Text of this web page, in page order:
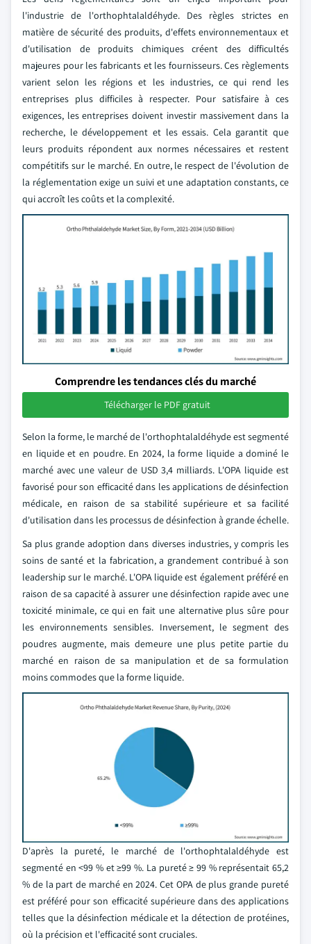
l'industrie de l'orthophtalaldéhyde. Des règles strictes en
matière de sécurité des produits, d'effets environnementaux et
d'utilisation de produits chimiques créent des difficultés
majeures pour les fabricants et les fournisseurs. Ces règlements
varient selon les régions et les industries, ce qui rend les
entreprises plus difficiles à respecter. Pour satisfaire à ces
exigences, les entreprises doivent investir massivement dans la
recherche, le développement et les essais. Cela garantit que
leurs produits répondent aux normes nécessaires et restent
compétitifs sur le marché. En outre, le respect de l'évolution de
la réglementation exige un suivi et une adaptation constants, ce
qui accroît les coûts et la complexité.
Comprendre les tendances clés du marché
Télécharger le PDF gratuit
Selon la forme, le marché de l'orthophtalaldéhyde est segmenté
en liquide et en poudre. En 2024, la forme liquide a dominé le
marché avec une valeur de USD 3,4 milliards. L'OPA liquide est
favorisé pour son efficacité dans les applications de désinfection
médicale, en raison de sa stabilité supérieure et sa facilité
d'utilisation dans les processus de désinfection à grande échelle.
Sa plus grande adoption dans diverses industries, y compris les
soins de santé et la fabrication, a grandement contribué à son
leadership sur le marché. L'OPA liquide est également préféré en
raison de sa capacité à assurer une désinfection rapide avec une
toxicité minimale, ce qui en fait une alternative plus sûre pour
les environnements sensibles. Inversement, le segment des
poudres augmente, mais demeure une plus petite partie du
marché en raison de sa manipulation et de sa formulation
moins commodes que la forme liquide.
D'après la pureté, le marché de l'orthophtalaldéhyde est
segmenté en <99 % et ≥99 %. La pureté ≥ 99 % représentait 65,2
% de la part de marché en 2024. Cet OPA de plus grande pureté
est préféré pour son efficacité supérieure dans des applications
telles que la désinfection médicale et la détection de protéines,
où la précision et l'efficacité sont cruciales.